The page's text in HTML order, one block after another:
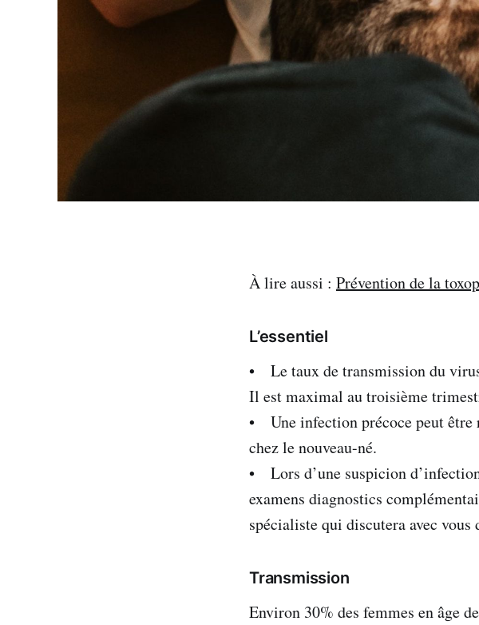
À lire aussi : Prévention de la
L’essentiel
• Le taux de transmission du
Il est maximal au troisième
• Une infection précoce peut être
chez le nouveau-né.
• Lors d’une suspicion
examens diagnostics
spécialiste qui discutera avec
Transmission
Environ 30% des femmes en âge